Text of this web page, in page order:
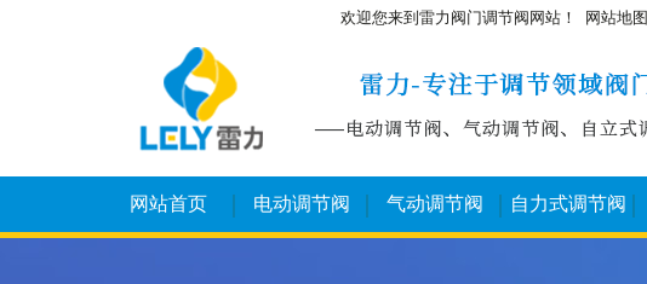
欢迎您来到雷力阀门调节阀网站！ 网站地图
网站首页 电动调节阀 气动调节阀 自力式调节阀